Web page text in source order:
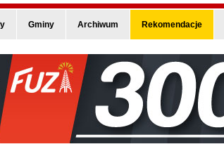
Gminy Archiwum Rekomendacje